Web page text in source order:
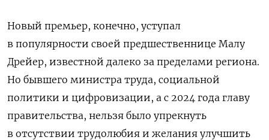
Новый премьер, конечно, уступал
в популярности своей предшественнице Малу
Дрейер, известной далеко за пределами региона.
Но бывшего министра труда, социальной
политики и цифровизации, а с 2024 года главу
правительства, нельзя было упрекнуть
в отсутствии трудолюбия и желания улучшить